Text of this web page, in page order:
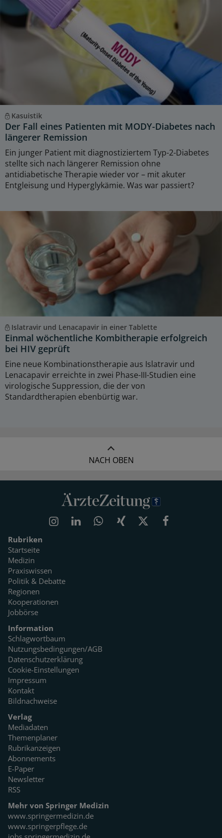
Kasuistik
Der Fall eines Patienten mit MODY-Diabetes nach
längerer Remission
Ein junger Patient mit diagnostiziertem Typ-2-Diabetes
stellte sich nach längerer Remission ohne
antidiabetische Therapie wieder vor – mit akuter
Entgleisung und Hyperglykämie. Was war passiert?
Islatravir und Lenacapavir in einer Tablette
Einmal wöchentliche Kombitherapie erfolgreich
bei HIV geprüft
Eine neue Kombinationstherapie aus Islatravir und
Lenacapavir erreichte in zwei Phase-III-Studien eine
virologische Suppression, die der von
Standardtherapien ebenbürtig war.
NACH OBEN
Rubriken
Startseite
Medizin
Praxiswissen
Politik & Debatte
Regionen
Kooperationen
Jobbörse
Information
Schlagwortbaum
Nutzungsbedingungen/AGB
Datenschutzerklärung
Cookie-Einstellungen
Impressum
Kontakt
Bildnachweise
Verlag
Mediadaten
Themenplaner
Rubrikanzeigen
Abonnements
E-Paper
Newsletter
RSS
Mehr von Springer Medizin
www.springermedizin.de
www.springerpflege.de